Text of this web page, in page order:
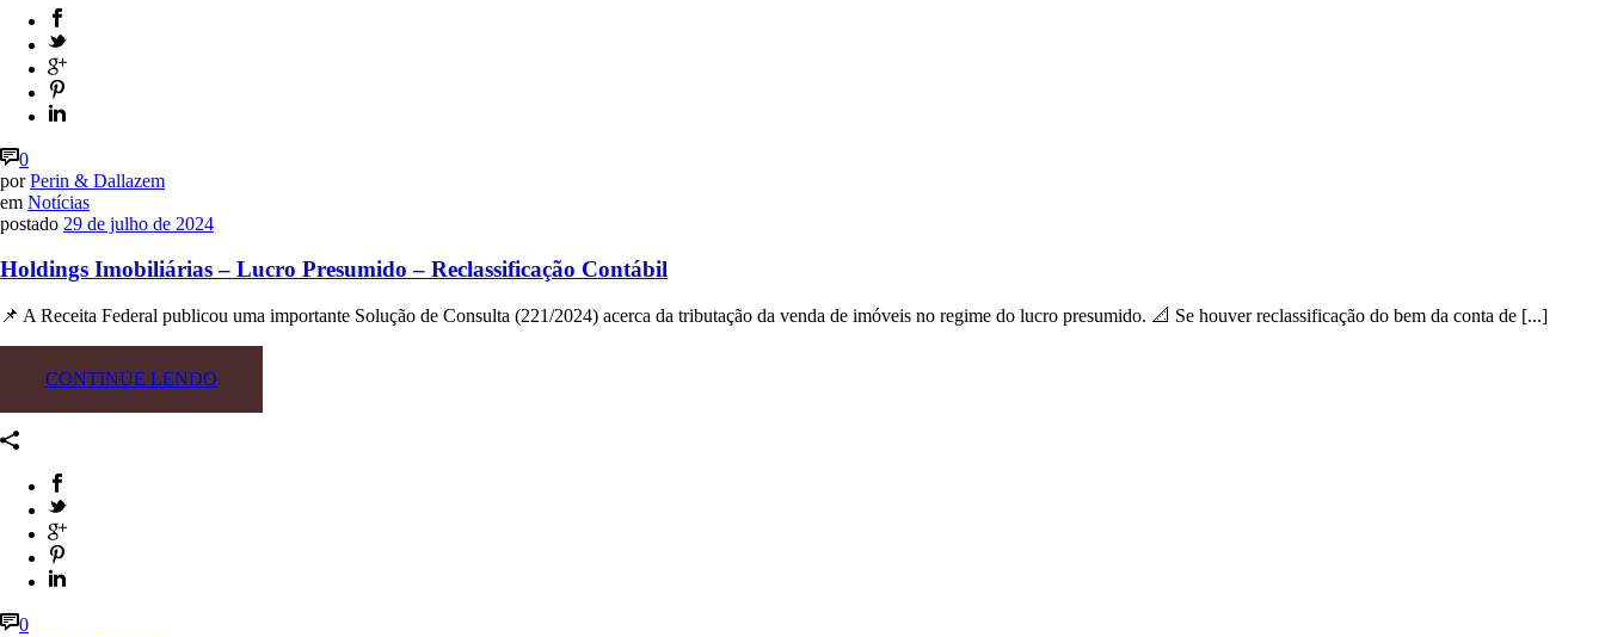
0
porPerin & Dallazem
em Notícias
postado 29 de julho de 2024
Holdings Imobiliárias – Lucro Presumido – Reclassificação Contábil
📌 A Receita Federal publicou uma importante Solução de Consulta (221/2024) acerca da tributação da venda de imóveis no regime do lucro presumido. 📐 Se houver reclassificação do bem da conta de [...]
CONTINUE LENDO
0